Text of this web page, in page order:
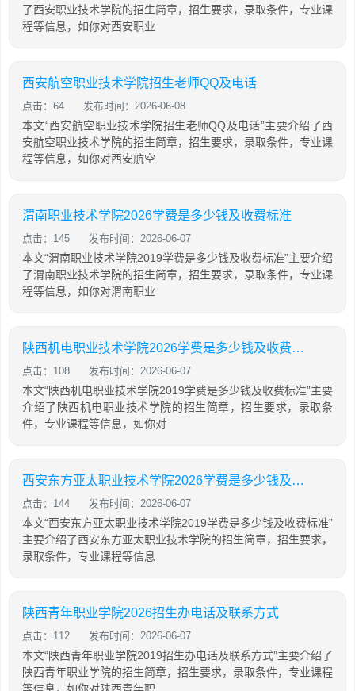
了西安职业技术学院的招生简章，招生要求，录取条件，专业课
程等信息，如你对西安职业
西安航空职业技术学院招生老师QQ及电话
点击：64 发布时间：2026-06-08
本文“西安航空职业技术学院招生老师QQ及电话”主要介绍了西
安航空职业技术学院的招生简章，招生要求，录取条件，专业课
程等信息，如你对西安航空
渭南职业技术学院2026学费是多少钱及收费标准
点击：145 发布时间：2026-06-07
本文“渭南职业技术学院2019学费是多少钱及收费标准”主要介绍
了渭南职业技术学院的招生简章，招生要求，录取条件，专业课
程等信息，如你对渭南职业
陕西机电职业技术学院2026学费是多少钱及收费标准
点击：108 发布时间：2026-06-07
本文“陕西机电职业技术学院2019学费是多少钱及收费标准”主要
介绍了陕西机电职业技术学院的招生简章，招生要求，录取条
件，专业课程等信息，如你对
西安东方亚太职业技术学院2026学费是多少钱及收费标准
点击：144 发布时间：2026-06-07
本文“西安东方亚太职业技术学院2019学费是多少钱及收费标准”
主要介绍了西安东方亚太职业技术学院的招生简章，招生要求，
录取条件，专业课程等信息
陕西青年职业学院2026招生办电话及联系方式
点击：112 发布时间：2026-06-07
本文“陕西青年职业学院2019招生办电话及联系方式”主要介绍了
陕西青年职业学院的招生简章，招生要求，录取条件，专业课程
等信息，如你对陕西青年职